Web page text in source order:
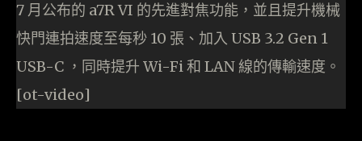
7 月公布的 a7R VI 的先進對焦功能，並且提升機械
快門連拍速度至每秒 10 張、加入 USB 3.2 Gen 1
USB-C ，同時提升 Wi-Fi 和 LAN 線的傳輸速度。
[ot-video]